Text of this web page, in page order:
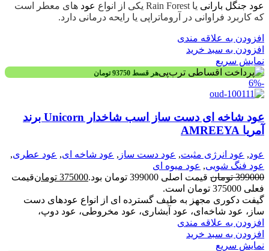
عود جنگل بارانی یا Rain Forest یکی از انواع عود های معطر است
که کاربرد فراوانی در آروماتراپی یا رایحه درمانی دارد.
افزودن به علاقه مندی
افزودن به سبد خرید
نمایش سریع
هر قسط 93750 تومان
-6%
عود شاخه ای دست ساز اسب شاخدار Unicorn برند
آمریا AMREEYA
عود, عود انرژی مثبت, عود دست ساز , عود شاخه ای, عود عطری,
عود فنگ شویی, عود میوه ای
399000 تومان قیمت اصلی 399000 تومان بود. 375000 تومانقیمت
فعلی 375000 تومان است.
گیفت دکوری مجهز به طیف گسترده ای از انواع عودهای دست
ساز، عود شاخه‌ای، عود آبشاری، عود مخروطی، عود دوپ،
افزودن به علاقه مندی
افزودن به سبد خرید
نمایش سریع